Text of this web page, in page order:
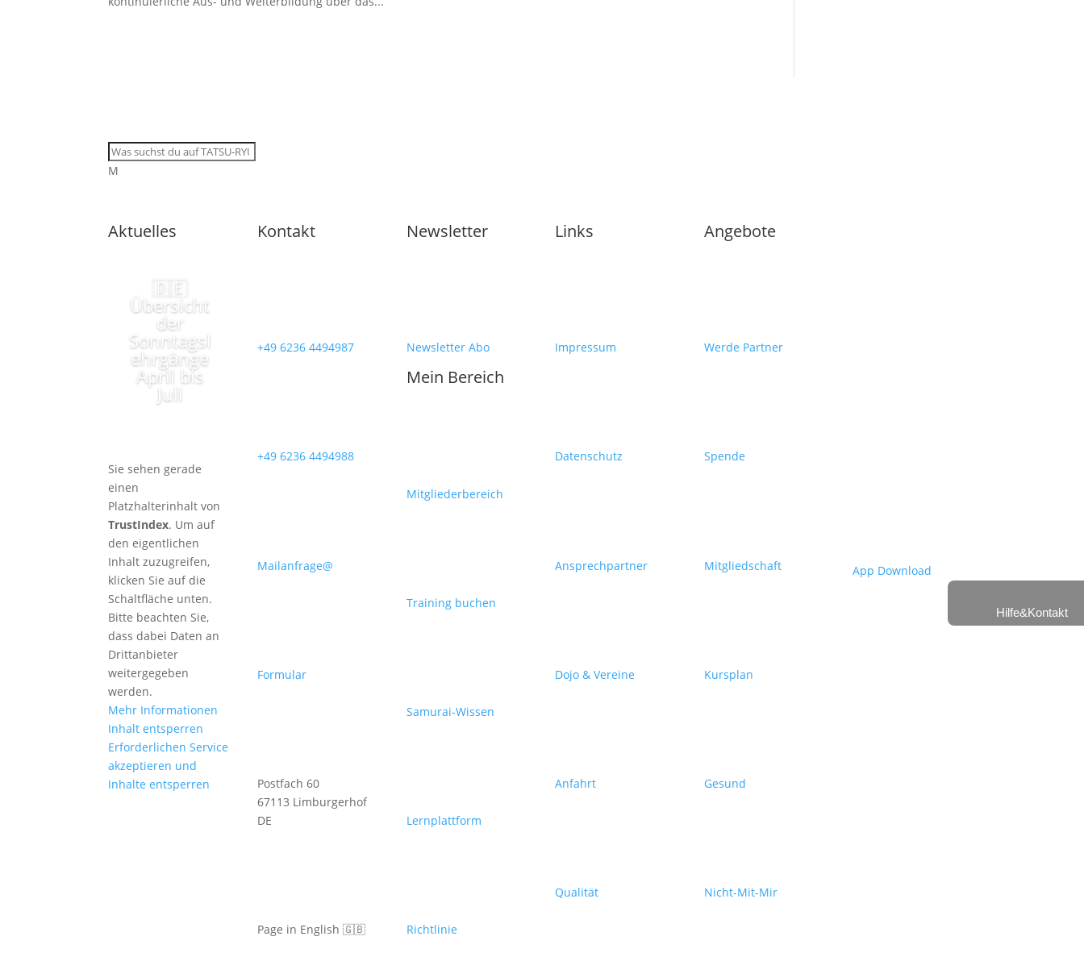
M
Aktuelles
🇩🇪
Übersicht
der
Sonntagsl
ehrgänge
April bis
Juli
Sie sehen gerade
einen
Platzhalterinhalt von
TrustIndex. Um auf
den eigentlichen
Inhalt zuzugreifen,
klicken Sie auf die
Schaltfläche unten.
Bitte beachten Sie,
dass dabei Daten an
Drittanbieter
weitergegeben
werden.
Mehr Informationen
Inhalt entsperren
Erforderlichen Service
akzeptieren und
Inhalte entsperren
Kontakt
+49 6236 4494987
+49 6236 4494988
Mailanfrage@
Formular
Postfach 60
67113 Limburgerhof
DE
Page in English 🇬🇧
Newsletter
Newsletter Abo
Mein Bereich
Mitgliederbereich
Training buchen
Samurai-Wissen
Lernplattform
Richtlinie
Links
Impressum
Datenschutz
Ansprechpartner
Dojo & Vereine
Anfahrt
Qualität
Angebote
Werde Partner
Spende
Mitgliedschaft
Kursplan
Gesund
Nicht-Mit-Mir
App Download
Hilfe&Kontakt